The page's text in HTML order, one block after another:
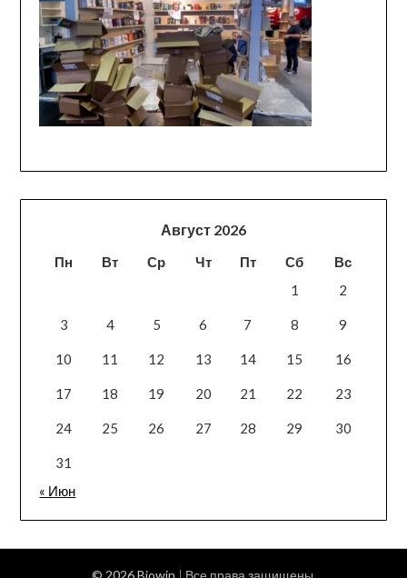
Август 2026
Пн Вт Ср Чт Пт Сб
Вс
1
2
3 4 5 6 7 8 9
10 11 12 13 14 15 16
17 18 19 20 21 22 23
24 25 26 27 28 29 30
31
« Июн
© 2026 Biowin | Все права защищены.